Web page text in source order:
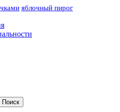
яблочный пирог